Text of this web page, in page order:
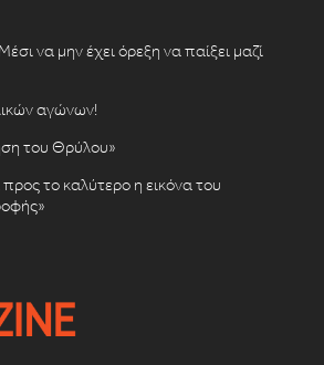
να μην έχει όρεξη να παίξει μαζί
αγώνων!
του Θρύλου»
το καλύτερο η εικόνα του